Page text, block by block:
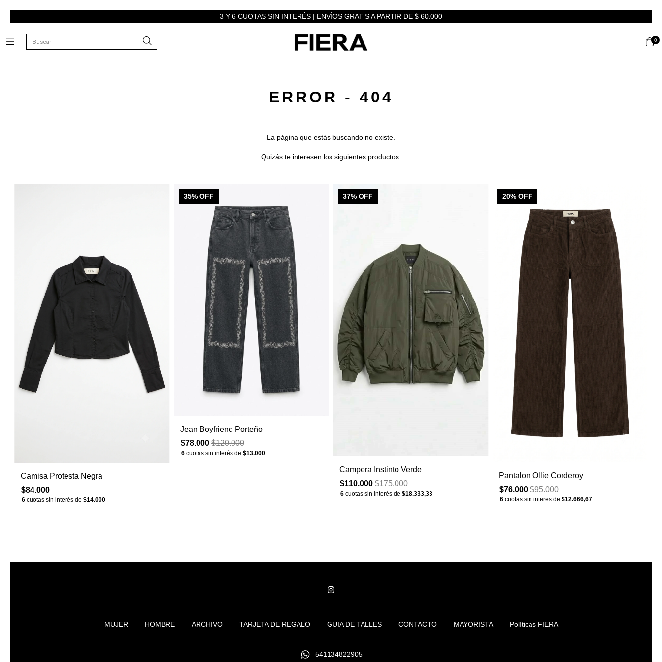
3 Y 6 CUOTAS SIN INTERÉS | ENVÍOS GRATIS A PARTIR DE $ 60.000
0
ERROR - 404
La página que estás buscando no existe.
Quizás te interesen los siguientes productos.
Camisa Protesta Negra
$84.000
6 cuotas sin interés de $14.000
35% OFF
Jean Boyfriend Porteño
$78.000$120.000
6 cuotas sin interés de $13.000
37% OFF
Campera Instinto Verde
$110.000 $175.000
6 cuotas sin interés de $18.333,33
20% OFF
Pantalon Ollie Corderoy
$76.000$95.000
6 cuotas sin interés de $12.666,67
MUJER HOMBRE ARCHIVO TARJETA DE REGALO GUIA DE TALLES CONTACTO MAYORISTA Políticas FIERA
541134822905